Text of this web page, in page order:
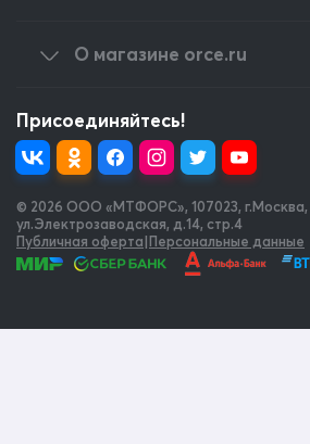
О магазине orce.ru
Присоединяйтесь!
© 2026 OOO «МТФОРС», 107023, г.Москва,
ул.Электрозаводская, д.14, стр.4
Публичная оферта|Персональные данные